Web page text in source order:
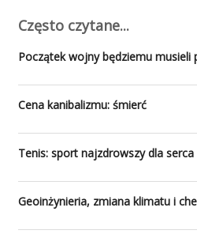
Często czytane...
Początek wojny będziemu musieli
Cena kanibalizmu: śmierć
Tenis: sport najzdrowszy dla serca
Geoinżynieria, zmiana klimatu i